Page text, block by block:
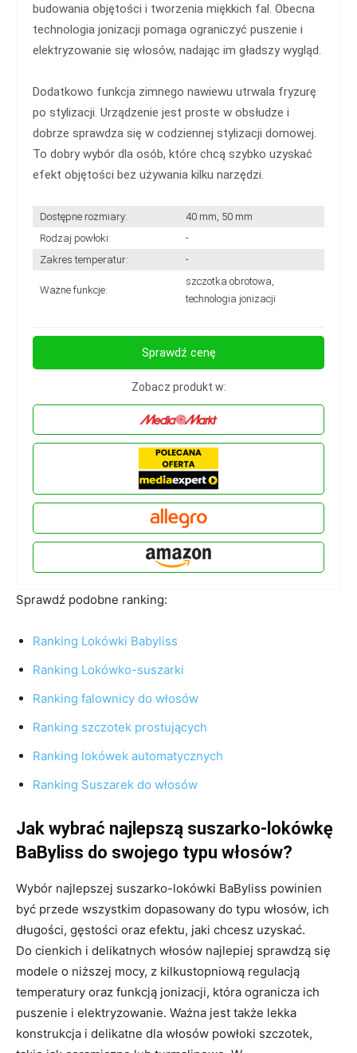
budowania objętości i tworzenia miękkich fal. Obecna
technologia jonizacji pomaga ograniczyć puszenie i
elektryzowanie się włosów, nadając im gładszy wygląd.
Dodatkowo funkcja zimnego nawiewu utrwala fryzurę
po stylizacji. Urządzenie jest proste w obsłudze i
dobrze sprawdza się w codziennej stylizacji domowej.
To dobry wybór dla osób, które chcą szybko uzyskać
efekt objętości bez używania kilku narzędzi.
Dostępne rozmiary:
40 mm, 50 mm
Rodzaj powłoki:
-
Zakres temperatur:
-
Ważne funkcje:
szczotka obrotowa,
technologia jonizacji
Sprawdź cenę
Zobacz produkt w:
Sprawdź podobne ranking:
Ranking Lokówki Babyliss
Ranking Lokówko-suszarki
Ranking falownicy do włosów
Ranking szczotek prostujących
Ranking lokówek automatycznych
Ranking Suszarek do włosów
Jak wybrać najlepszą suszarko-lokówkę
BaByliss do swojego typu włosów?
Wybór najlepszej suszarko-lokówki BaByliss powinien
być przede wszystkim dopasowany do typu włosów, ich
długości, gęstości oraz efektu, jaki chcesz uzyskać.
Do cienkich i delikatnych włosów najlepiej sprawdzą się
modele o niższej mocy, z kilkustopniową regulacją
temperatury oraz funkcją jonizacji, która ogranicza ich
puszenie i elektryzowanie. Ważna jest także lekka
konstrukcja i delikatne dla włosów powłoki szczotek,